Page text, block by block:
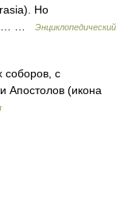
Но
…
Энциклопедический
с
Апостолов (икона